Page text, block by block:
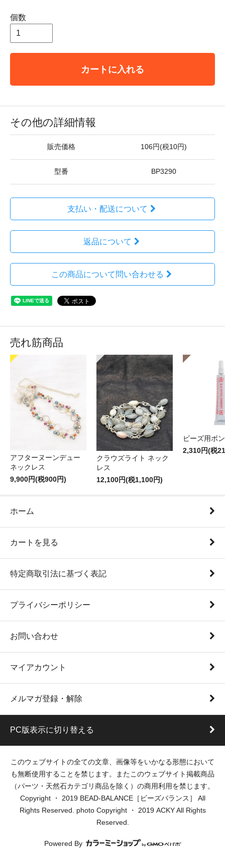
個数
カートに入れる
その他の詳細情報
販売価格 106円(税10円)
型番 BP3290
支払い・配送について
返品について
この商品について問い合わせる
売れ筋商品
アフターヌーンデュー
ネックレス
9,900円(税900円)
クラウズライト ネック
レス
12,100円(税1,100円)
ビーズ用ボ
2,310円(税
ホーム
カートを見る
特定商取引法に基づく表記
プライバシーポリシー
お問い合わせ
マイアカウント
メルマガ登録・解除
PC版表示に切り替える
このウェブサイトの全ての文章、画像等をいかなる形態において
も無断使用することを禁じます。またこのウェブサイト掲載商品
（パーツ・天然石カテゴリ商品を除く）の商用利用を禁じます。
Copyright ・ 2019 BEAD-BALANCE［ビーズバランス］ All
Rights Reserved. photo Copyright ・ 2019 ACKY All Rights
Reserved.
Powered By